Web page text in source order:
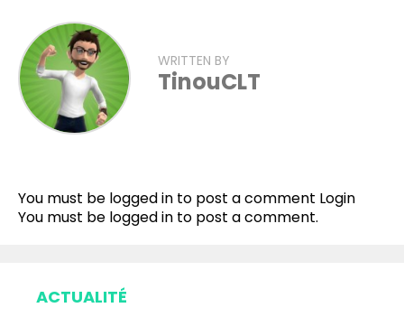
WRITTEN BY
TinouCLT
You must be logged in to post a comment Login
You must be logged in to post a comment.
ACTUALITÉ